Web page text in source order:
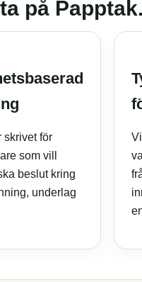
på
skrivet för
som vill
beslut kring
underlag